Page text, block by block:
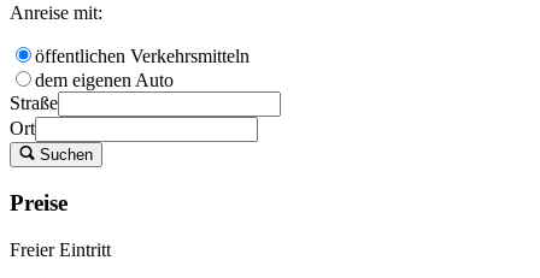
Anreise mit:
öffentlichen Verkehrsmitteln
dem eigenen Auto
Straße
Ort
Suchen
Preise
Freier Eintritt